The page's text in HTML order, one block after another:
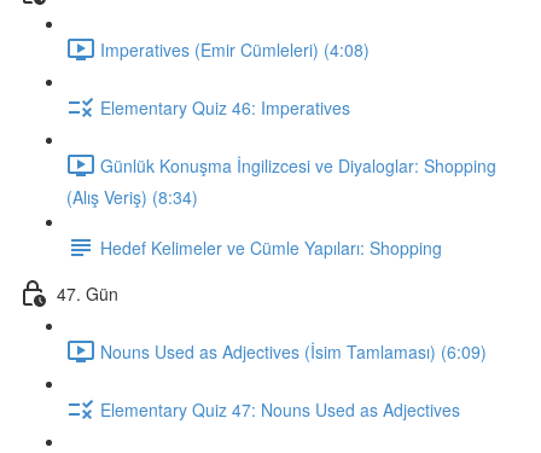
Imperatives (Emir Cümleleri) (4:08)
Elementary Quiz 46: Imperatives
Günlük Konuşma İngilizcesi ve Diyaloglar: Shopping
(Alış Veriş) (8:34)
Hedef Kelimeler ve Cümle Yapıları: Shopping
47. Gün
Nouns Used as Adjectives (İsim Tamlaması) (6:09)
Elementary Quiz 47: Nouns Used as Adjectives